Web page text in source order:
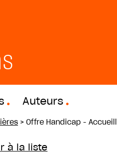
Auteurs
> Offre Handicap -
à la liste